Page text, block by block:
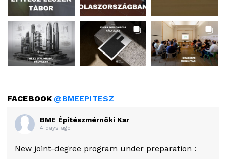
FACEBOOK@BMEEPITESZ
BME Építészmérnöki Kar
4 days ago
New joint-degree program under preparation :